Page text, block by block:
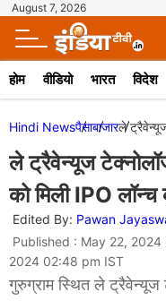
August 7, 2026
होम वीडियो भारत विदेश
Hindi Newsपैसाबाजारले
ले ट्रैवेन्यूज
को मिली IPO
Edited By: Pawan
Published : May 22,
2024 02:48 pm IST
गुरुग्राम स्थित ले ट्रैवेन्यूज